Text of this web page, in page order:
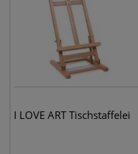
I LOVE ART Tischstaffelei